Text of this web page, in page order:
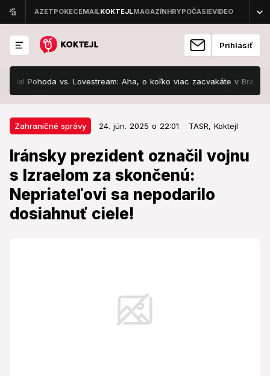
Prihlásiť
vs. Lovestream: Aha, o koľko viac zacvakáte v Bratislave za
Zahraničné správy 24. jún. 2025 o 22:01 TASR, Koktejl
Iránsky prezident označil vojnu
s Izraelom za skončenú:
Nepriateľovi sa nepodarilo
dosiahnuť ciele!
Zahraničné správy 24. jún. 2025 o 22:01
Iránsky prezident označil vojnu s
Izraelom za skončenú:
Nepriateľovi sa nepodarilo
dosiahnuť ciele!